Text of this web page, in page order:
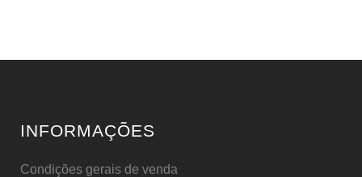
INFORMAÇÕES
Condições gerais de venda